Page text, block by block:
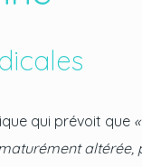
qui prévoit que
altérée,